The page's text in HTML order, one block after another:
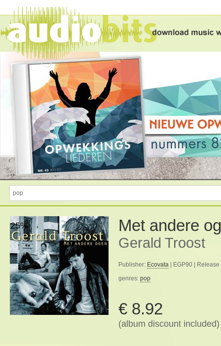
25% Met andere
Gerald Troost
Publisher: Ecovata | EGP90 |
genres: pop
€ 8.92
(album discount included)